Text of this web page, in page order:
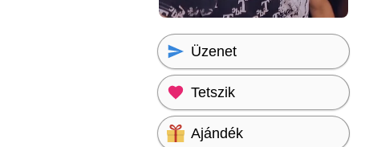
Üzenet
Tetszik
Ajándék